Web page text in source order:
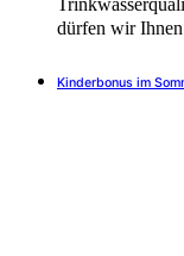
dürfen wir
Kinderbonus im